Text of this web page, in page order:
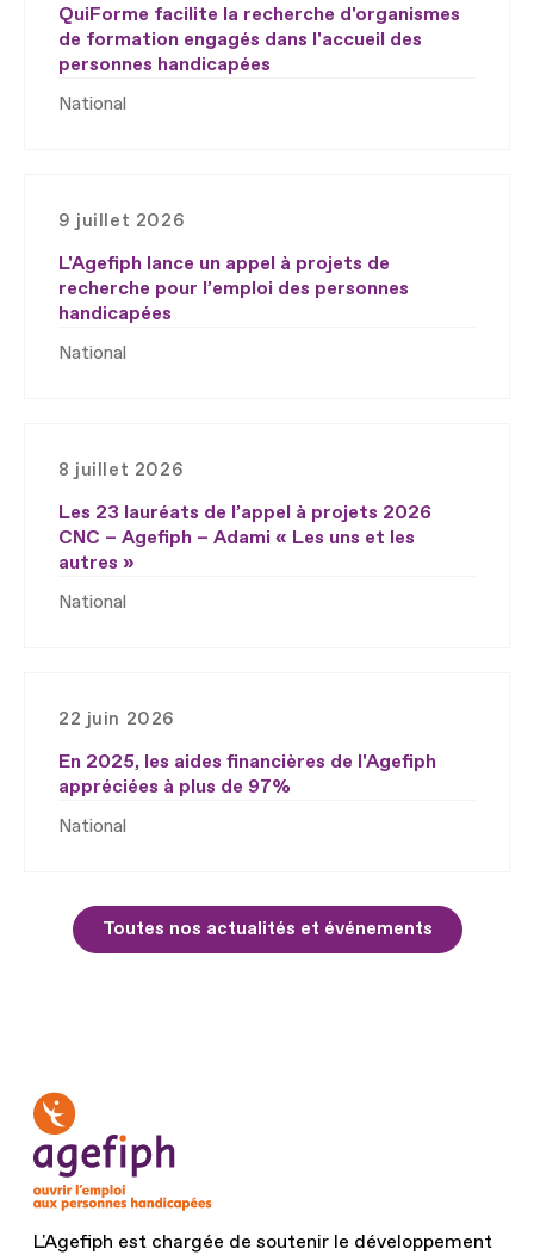
QuiForme facilite la recherche d'organismes
de formation engagés dans l'accueil des
personnes handicapées
National
9 juillet 2026
L'Agefiph lance un appel à projets de
recherche pour l’emploi des personnes
handicapées
National
8 juillet 2026
Les 23 lauréats de l’appel à projets 2026
CNC – Agefiph – Adami « Les uns et les
autres »
National
22 juin 2026
En 2025, les aides financières de l'Agefiph
appréciées à plus de 97%
National
Toutes nos actualités et événements
L'Agefiph est chargée de soutenir le développement